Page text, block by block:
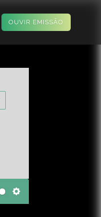
OUVIR EMISSÃO
Settings